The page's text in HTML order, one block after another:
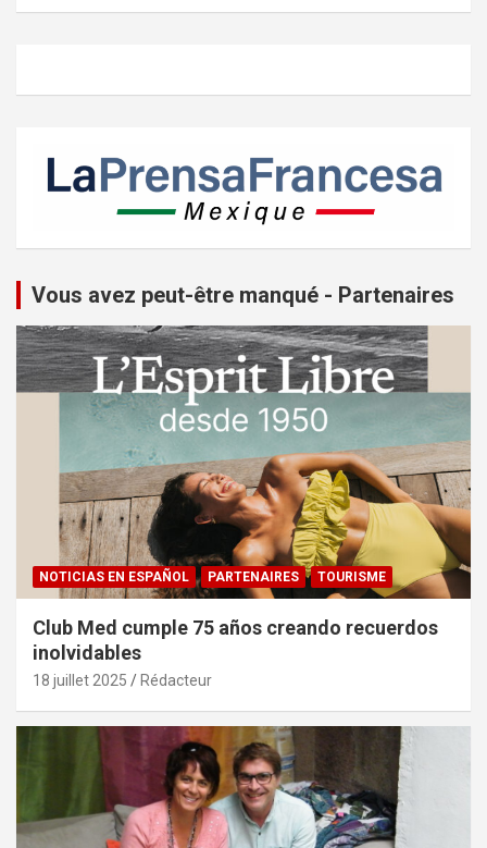
Vous avez peut-être manqué - Partenaires
NOTICIAS EN ESPAÑOL PARTENAIRES TOURISME
Club Med cumple 75 años creando recuerdos
inolvidables
18 juillet 2025 Rédacteur